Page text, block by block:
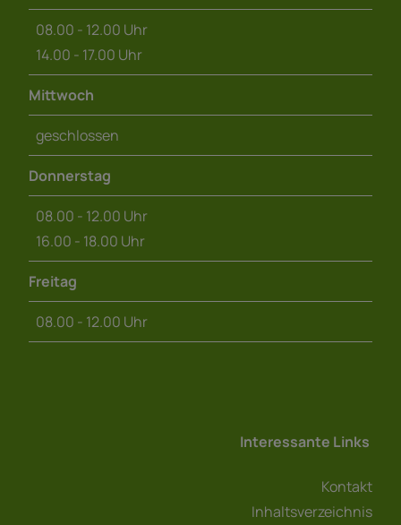
08.00 - 12.00 Uhr
14.00 - 17.00 Uhr
Mittwoch
geschlossen
Donnerstag
08.00 - 12.00 Uhr
16.00 - 18.00 Uhr
Freitag
08.00 - 12.00 Uhr
Interessante Links
Kontakt
Inhaltsverzeichnis